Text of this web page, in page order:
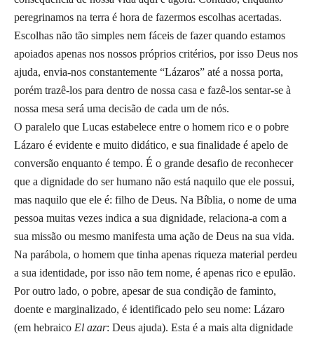
peregrinamos na terra é hora de fazermos escolhas acertadas.
Escolhas não tão simples nem fáceis de fazer quando estamos
apoiados apenas nos nossos próprios critérios, por isso Deus nos
ajuda, envia-nos constantemente “Lázaros” até a nossa porta,
porém trazê-los para dentro de nossa casa e fazê-los sentar-se à
nossa mesa será uma decisão de cada um de nós.
O paralelo que Lucas estabelece entre o homem rico e o pobre
Lázaro é evidente e muito didático, e sua finalidade é apelo de
conversão enquanto é tempo. É o grande desafio de reconhecer
que a dignidade do ser humano não está naquilo que ele possui,
mas naquilo que ele é: filho de Deus. Na Bíblia, o nome de uma
pessoa muitas vezes indica a sua dignidade, relaciona-a com a
sua missão ou mesmo manifesta uma ação de Deus na sua vida.
Na parábola, o homem que tinha apenas riqueza material perdeu
a sua identidade, por isso não tem nome, é apenas rico e epulão.
Por outro lado, o pobre, apesar de sua condição de faminto,
doente e marginalizado, é identificado pelo seu nome: Lázaro
(em hebraico El azar: Deus ajuda). Esta é a mais alta dignidade